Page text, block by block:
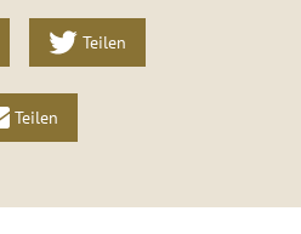
Teilen
Teilen